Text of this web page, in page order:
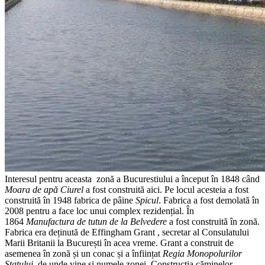
Interesul pentru aceasta zonă a Bucurestiului a început în 1848 când
Moara de apă Ciurel a fost construită aici. Pe locul acesteia a fost
construită în 1948 fabrica de pâine Spicul. Fabrica a fost demolată în
2008 pentru a face loc unui complex rezidențial. În
1864 Manufactura de tutun de la Belvedere a fost construită în zonă.
Fabrica era deținută de Effingham Grant , secretar al Consulatului
Marii Britanii la București în acea vreme. Grant a construit de
asemenea în zonă și un conac și a înființat Regia Monopolurilor